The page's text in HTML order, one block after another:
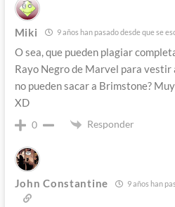
Miki 9 años han pasado desde que se
O sea, que pueden plagiar
Rayo Negro de Marvel para vestir
no pueden sacar a Brimstone?
XD
0 Responder
John Constantine 9 años han